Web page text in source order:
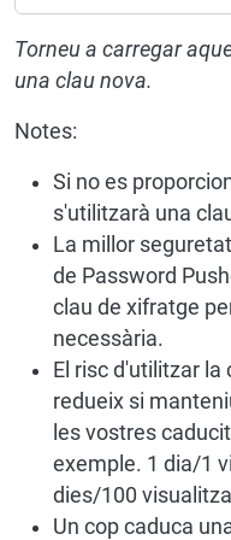
Torneu a carregar
una clau nova.
Notes:
Si no es
s'utilitzarà una
La millor
de Password
clau de xifratge
necessària.
El risc d'utilitzar
redueix si
les vostres
exemple. 1 dia/1
dies/100
Un cop caduca